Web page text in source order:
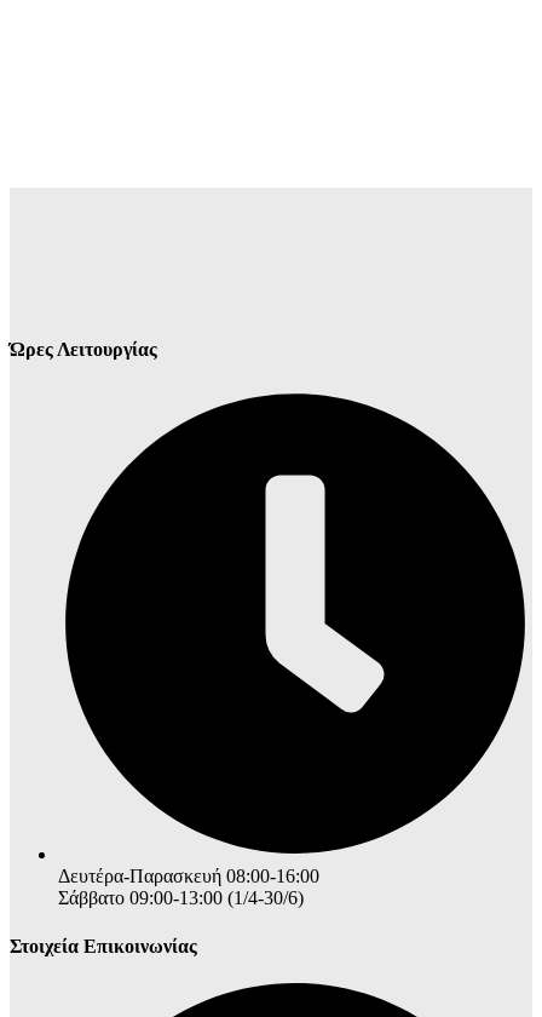
Ώρες Λειτουργίας
Δευτέρα-Παρασκευή 08:00-16:00
Σάββατο 09:00-13:00 (1/4-30/6)
Στοιχεία Επικοινωνίας